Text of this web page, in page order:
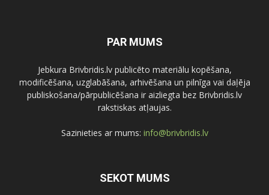
PAR MUMS
Jebkura Brivbridis.lv publicēto materiālu kopēšana,
modificēšana, uzglabāšana, arhivēšana un pilnīga vai daļēja
publiskošana/pārpublicēšana ir aizliegta bez Brivbridis.lv
rakstiskas atļaujas.
Sazinieties ar mums: info@brivbridis.lv
SEKOT MUMS